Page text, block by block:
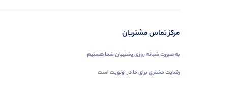
مرکز تماس مشتریان
به صورت شبانه روزی پشتیبان شما هستیم
رضایت مشتری برای ما در اولویت است